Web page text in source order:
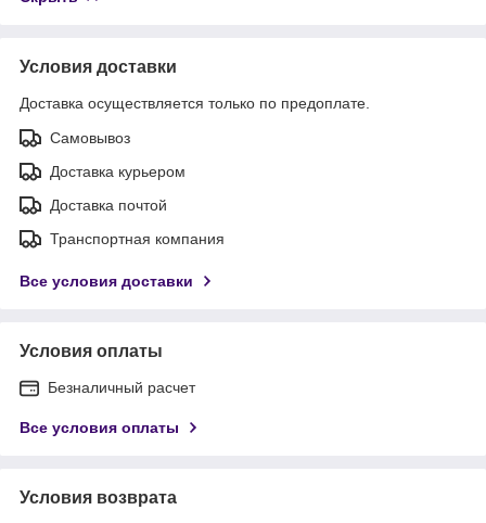
Условия доставки
Доставка осуществляется только по предоплате.
Самовывоз
Доставка курьером
Доставка почтой
Транспортная компания
Все условия доставки
Условия оплаты
Безналичный расчет
Все условия оплаты
Условия возврата